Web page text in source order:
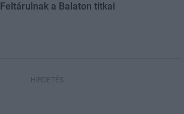
Feltárulnak a Balaton titkai
HIRDETÉS